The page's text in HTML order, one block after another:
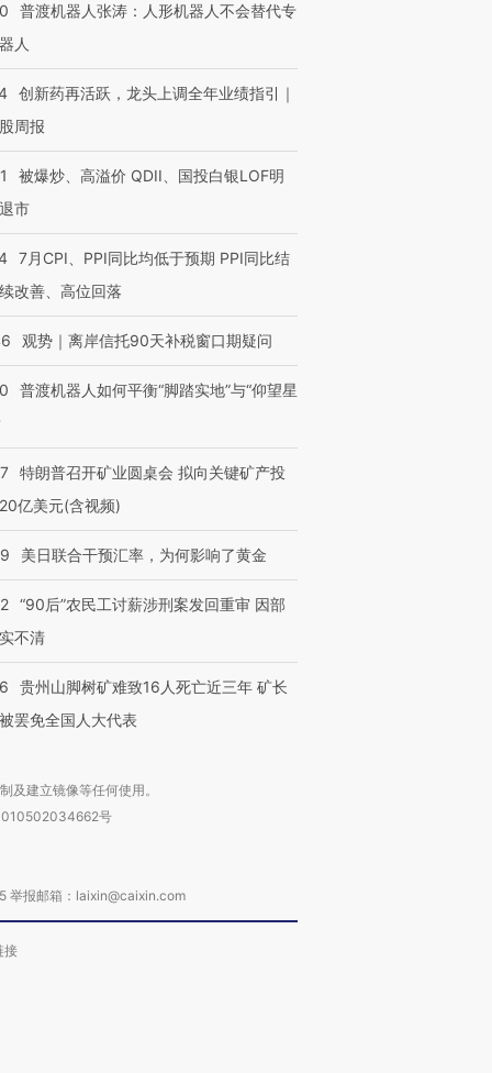
四届链博
有意思的生活方式·第三对
住三大增长引擎是什么？
普渡机器人张涛：人形机器人不会替代专
人
创新药再活跃，龙头上调全年业绩指引｜
周报
被爆炒、高溢价 QDII、国投白银LOF明
市
7月CPI、PPI同比均低于预期 PPI同比结
改善、高位回落
观势｜离岸信托90天补税窗口期疑问
普渡机器人如何平衡“脚踏实地”与“仰望星
特朗普召开矿业圆桌会 拟向关键矿产投
亿美元(含视频)
美日联合干预汇率，为何影响了黄金
“90后”农民工讨薪涉刑案发回重审 因部
不清
贵州山脚树矿难致16人死亡近三年 矿长
罢免全国人大代表
及建立镜像等任何使用。
号
举报邮箱：laixin@caixin.com
接